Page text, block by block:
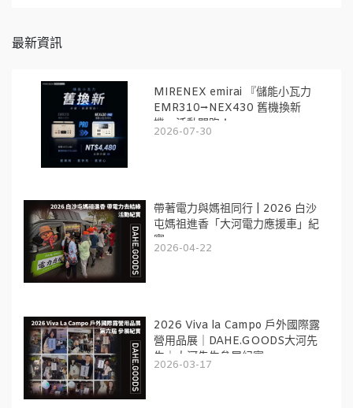
最新資訊
MIRENEX emirai 『儲能小瓦力
EMR310⭢NEX430 舊機換新
機』活動開跑！
2026-07-30
帶著電力與媽祖同行 | 2026 白沙
屯媽祖進香「大河電力應援車」紀
實
2026-04-22
2026 Viva la Campo 戶外國際露
營用品展｜DAHE.GOODS大河先
生｜大河先生參展紀實
2026-03-17